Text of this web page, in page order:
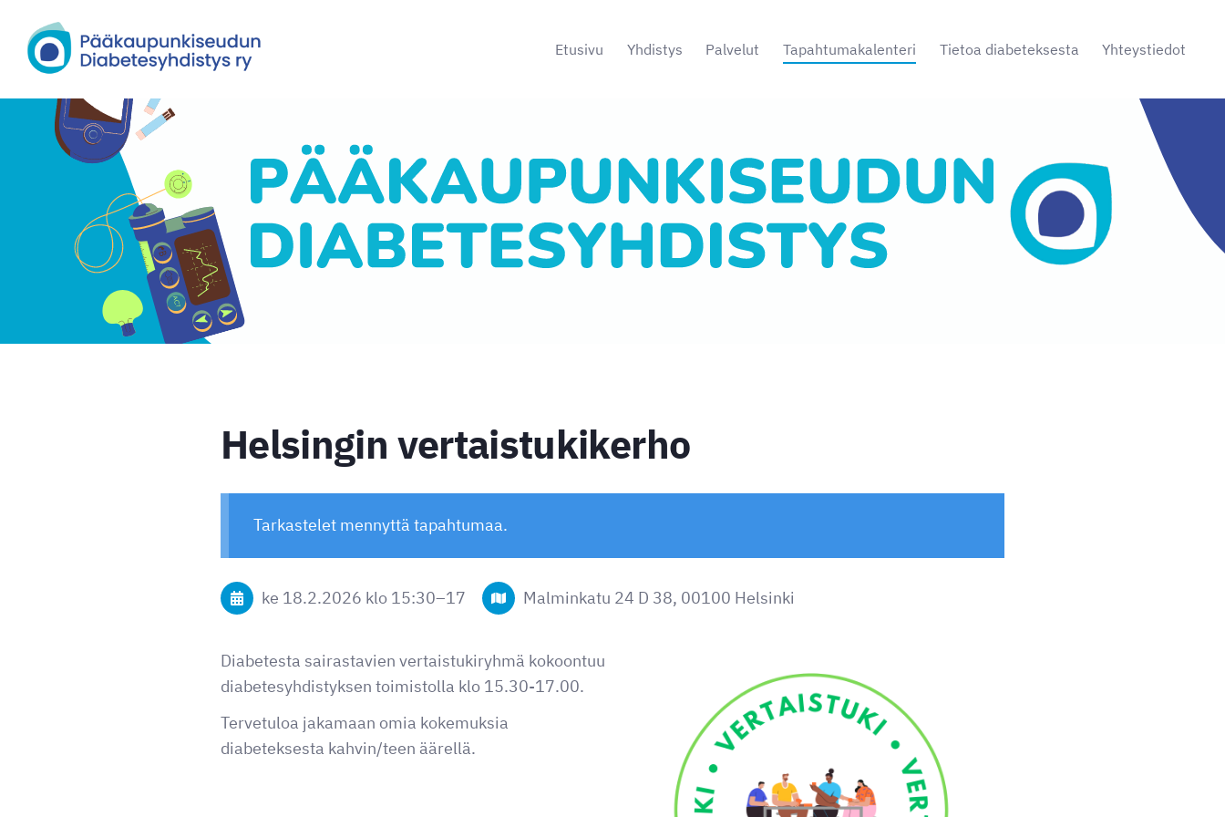
Siirry
sivun
sisältöön
Pääkaupunkiseudun Diabetesyhdistys Etusivu Yhdistys Palvelut Tapahtumakalenteri Tietoa diabeteksesta Yhteystiedot
Helsingin vertaistukikerho
Tarkastelet mennyttä tapahtumaa.
ke 18.2.2026 klo 15:30–17 Malminkatu 24 D 38, 00100 Helsinki
Diabetesta sairastavien vertaistukiryhmä kokoontuu
diabetesyhdistyksen toimistolla klo 15.30-17.00.
Tervetuloa jakamaan omia kokemuksia
diabeteksesta kahvin/teen äärellä.